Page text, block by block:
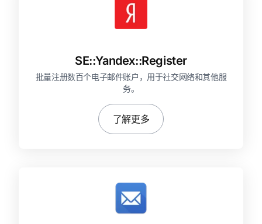
SE::Yandex::Register
批量注册数百个电子邮件账户，用于社交网络和其他服
务。
了解更多